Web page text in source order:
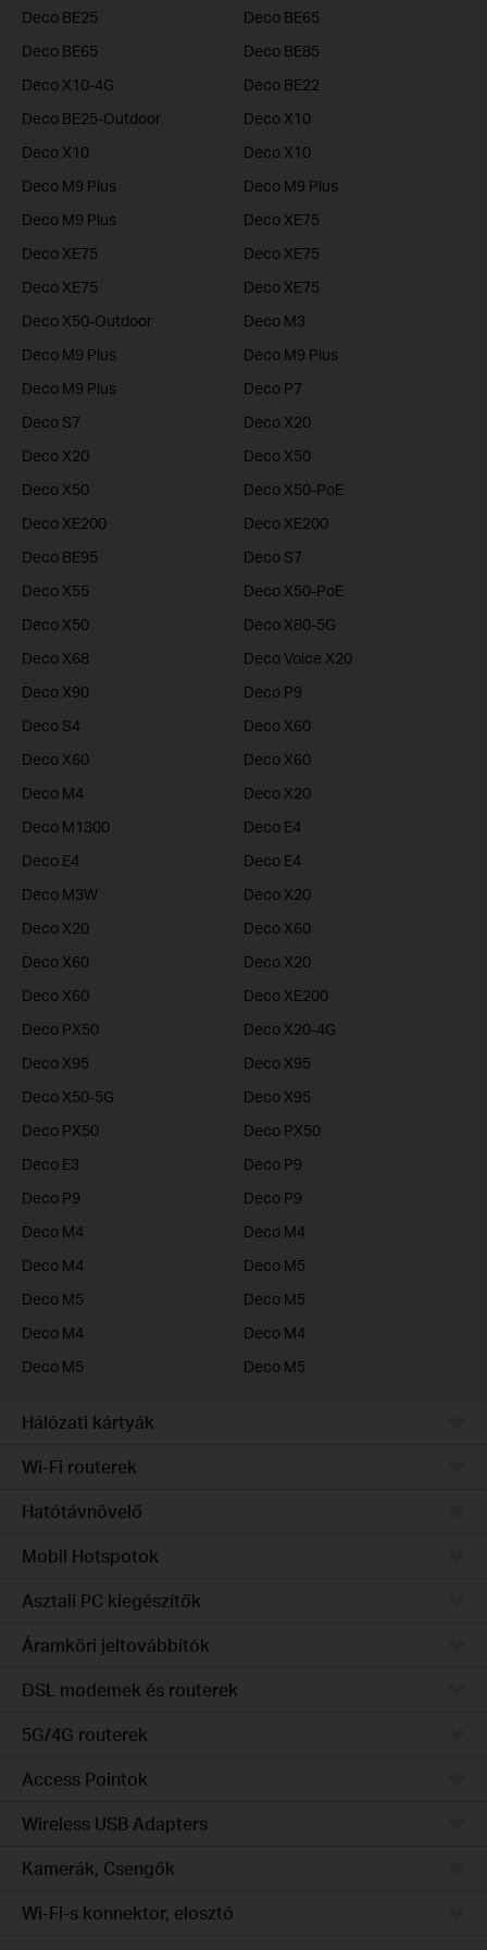
Deco BE25
Deco BE65
Deco BE65
Deco BE85
Deco X10-4G
Deco BE22
Deco BE25-Outdoor
Deco X10
Deco X10
Deco X10
Deco M9 Plus
Deco M9 Plus
Deco M9 Plus
Deco XE75
Deco XE75
Deco XE75
Deco XE75
Deco XE75
Deco X50-Outdoor
Deco M3
Deco M9 Plus
Deco M9 Plus
Deco M9 Plus
Deco P7
Deco S7
Deco X20
Deco X20
Deco X50
Deco X50
Deco X50-PoE
Deco XE200
Deco XE200
Deco BE95
Deco S7
Deco X55
Deco X50-PoE
Deco X50
Deco X80-5G
Deco X68
Deco Voice X20
Deco X90
Deco P9
Deco S4
Deco X60
Deco X60
Deco X60
Deco M4
Deco X20
Deco M1300
Deco E4
Deco E4
Deco E4
Deco M3W
Deco X20
Deco X20
Deco X60
Deco X60
Deco X20
Deco X60
Deco XE200
Deco PX50
Deco X20-4G
Deco X95
Deco X95
Deco X50-5G
Deco X95
Deco PX50
Deco PX50
Deco E3
Deco P9
Deco P9
Deco P9
Deco M4
Deco M4
Deco M4
Deco M5
Deco M5
Deco M5
Deco M4
Deco M4
Deco M5
Deco M5
Hálózati kártyák
Wi-Fi routerek
Hatótávnövelő
Mobil Hotspotok
Asztali PC kiegészítők
Áramköri jeltovábbítók
DSL modemek és routerek
5G/4G routerek
Access Pointok
Wireless USB Adapters
Kamerák, Csengők
Wi-Fi-s konnektor, elosztó